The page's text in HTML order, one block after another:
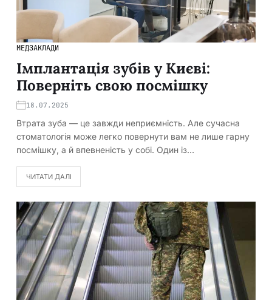
МЕДЗАКЛАДИ
Імплантація зубів у Києві:
Поверніть свою посмішку
18.07.2025
Втрата зуба — це завжди неприємність. Але сучасна
стоматологія може легко повернути вам не лише гарну
посмішку, а й впевненість у собі. Один із…
ЧИТАТИ ДАЛІ